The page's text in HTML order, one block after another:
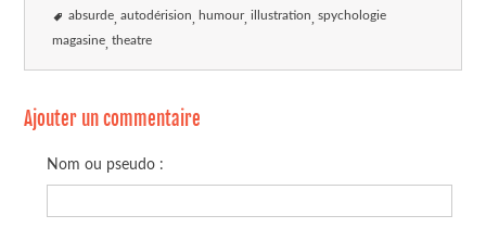
absurde autodérision humour illustration spychologie
magasine theatre
Ajouter un commentaire
Nom ou pseudo :